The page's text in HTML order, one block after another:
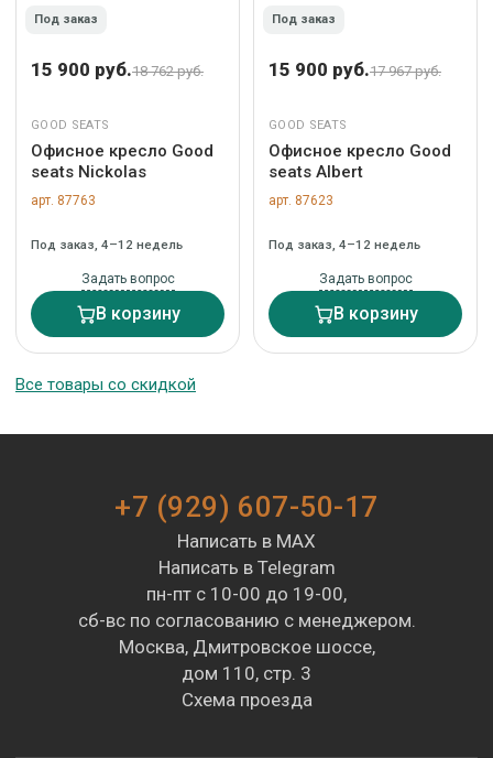
Под заказ
15 900 руб.18 762 руб.
GOOD SEATS
Офисное кресло Good
seats Nickolas
арт. 87763
Под заказ, 4–12 недель
Задать вопрос
В корзину
Под заказ
15 900 руб.17 967 руб.
GOOD SEATS
Офисное кресло Good
seats Albert
арт. 87623
Под заказ, 4–12 недель
Задать вопрос
В корзину
Все товары со скидкой
+7 (929) 607-50-17
Написать в MAX
Написать в Telegram
пн-пт с 10-00 до 19-00,
сб-вс по согласованию с менеджером.
Москва, Дмитровское шоссе,
дом 110, стр. 3
Схема проезда